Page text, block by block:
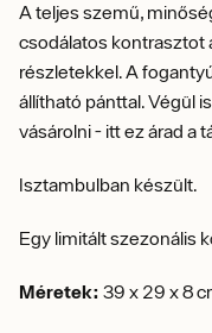
A teljes szemű,
csodálatos kontrasztot
részletekkel. A
állítható pánttal. Végül
vásárolni - itt ez árad a
Isztambulban készült.
Egy limitált szezonális
Méretek: 39 x 29 x 8